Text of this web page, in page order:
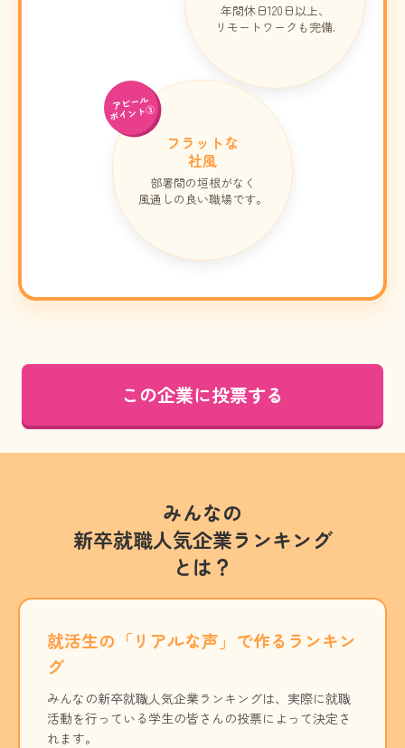
年間休日120日以上、
リモートワークも完備.
アピール
ポイント③
フラットな
社風
部署間の垣根がなく
風通しの良い職場です。
この企業に投票する
みんなの
新卒就職人気企業ランキング
とは？
就活生の「リアルな声」で作るランキン
グ
みんなの新卒就職人気企業ランキングは、実際に就職
活動を行っている学生の皆さんの投票によって決定さ
れます。